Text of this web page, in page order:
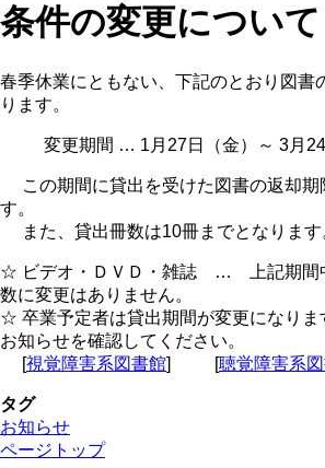
条件の変更について
春季休業にともない、下記のとおり図書
ります。
変更期間 … 1月27日（金）～ 3月24
この期間に貸出を受けた図書の返却期
す。
また、貸出冊数は10冊までとなります
☆ ビデオ・ＤＶＤ・雑誌 … 上記期間
数に変更はありません。
☆ 卒業予定者は貸出期間が変更になりま
お知らせを確認してください。
[視覚障害系図書館] [聴覚障害系
タグ
お知らせ
ページトップ